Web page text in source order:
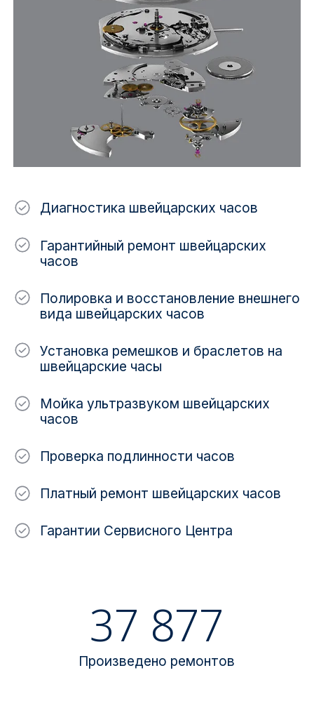
Диагностика швейцарских часов
Гарантийный ремонт швейцарских
часов
Полировка и восстановление внешнего
вида швейцарских часов
Установка ремешков и браслетов на
швейцарские часы
Мойка ультразвуком швейцарских
часов
Проверка подлинности часов
Платный ремонт швейцарских часов
Гарантии Сервисного Центра
37 877
Произведено ремонтов